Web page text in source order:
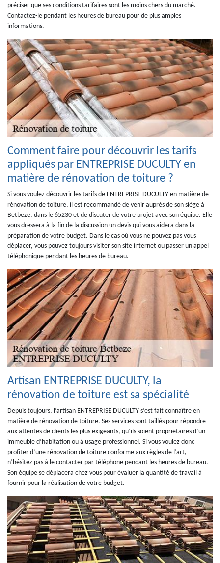
préciser que ses conditions tarifaires sont les moins chers du marché.
Contactez-le pendant les heures de bureau pour de plus amples
informations.
Comment faire pour découvrir les tarifs
appliqués par ENTREPRISE DUCULTY en
matière de rénovation de toiture ?
Si vous voulez découvrir les tarifs de ENTREPRISE DUCULTY en matière de
rénovation de toiture, il est recommandé de venir auprès de son siège à
Betbeze, dans le 65230 et de discuter de votre projet avec son équipe. Elle
vous dressera à la fin de la discussion un devis qui vous aidera dans la
préparation de votre budget. Dans le cas où vous ne pouvez pas vous
déplacer, vous pouvez toujours visiter son site internet ou passer un appel
téléphonique pendant les heures de bureau.
Artisan ENTREPRISE DUCULTY, la
rénovation de toiture est sa spécialité
Depuis toujours, l’artisan ENTREPRISE DUCULTY s’est fait connaître en
matière de rénovation de toiture. Ses services sont taillés pour répondre
aux attentes de clients les plus exigeants, qu’ils soient propriétaires d’un
immeuble d’habitation ou à usage professionnel. Si vous voulez donc
profiter d’une rénovation de toiture conforme aux règles de l’art,
n’hésitez pas à le contacter par téléphone pendant les heures de bureau.
Son équipe se déplacera chez vous pour évaluer la quantité de travail à
fournir pour la réalisation de votre budget.